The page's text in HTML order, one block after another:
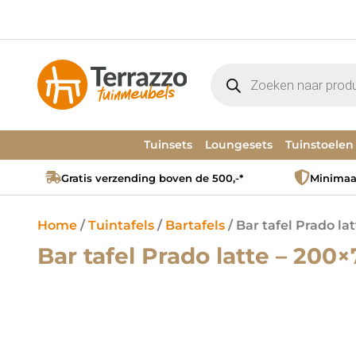
Tuinsets Loungesets Tuinstoelen
Gratis verzending boven de 500,-*
Home /Tuintafels / Bartafels / Bar tafel Prado
Bar tafel Prado latte –